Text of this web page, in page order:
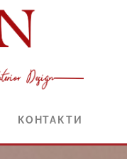
КОНТАКТИ